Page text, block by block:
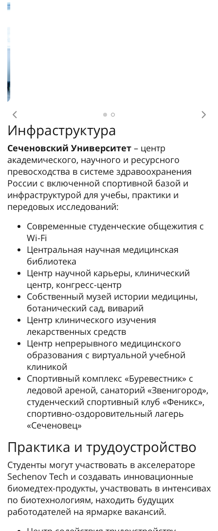
Предыдущее
Инфраструктура
Сеченовский Университет – центр
академического, научного и ресурсного
превосходства в системе здравоохранения
России с включенной спортивной базой и
инфраструктурой для учебы, практики и
передовых исследований:
Современные студенческие общежития с
Wi-Fi
Центральная научная медицинская
библиотека
Центр научной карьеры, клинический
центр, конгресс-центр
Собственный музей истории медицины,
ботанический сад, виварий
Центр клинического изучения
лекарственных средств
Центр непрерывного медицинского
образования с виртуальной учебной
клиникой
Спортивный комплекс «Буревестник» с
ледовой ареной, санаторий «Звенигород»,
студенческий спортивный клуб «Феникс»,
спортивно-оздоровительный лагерь
«Сеченовец»
Практика и трудоустройство
Студенты могут участвовать в акселераторе
Sechenov Tech и создавать инновационные
биомедтех-продукты, участвовать в интенсивах
по биотехнологиям, находить будущих
работодателей на ярмарке вакансий.